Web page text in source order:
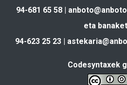
94-681 65 58 |
eta
94-623 25 23 |
Codesyntaxek